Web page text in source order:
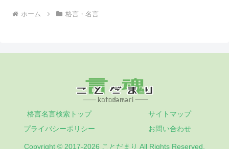
ホーム 格言・名言
格言名言検索トップ
サイトマップ
プライバシーポリシー
お問い合わせ
Copyright © 2017-2026 ことだまり All Rights Reserved.